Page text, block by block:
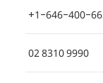
+1-646-400-
02 8310 9990